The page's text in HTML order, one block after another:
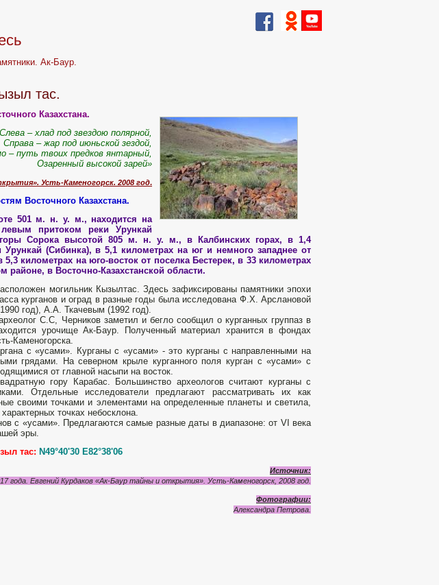
Ак-Баур.
тас.
Казахстана.
– хлад под звездою полярной,
Справа – жар под июньской зездой,
– путь твоих предков янтарный,
Озаренный высокой зарей»
Усть-Каменогорск. 2008 год.
Восточного Казахстана.
501 м. н. у. м., находится на
притоком реки Урункай
Сорока высотой 805 м. н. у. м., в Калбинских горах, в 1,4
Урункай (Сибинка), в 5,1 километрах на юг и немного западнее от
километрах на юго-восток от поселка Бестерек, в 33 километрах
районе, в Восточно-Казахстанской области.
могильник Кызылтас. Здесь зафиксированы памятники эпохи
курганов и оград в разные годы была исследована Ф.Х. Арслановой
год), А.А. Ткачевым (1992 год).
С.С, Черников заметил и бегло сообщил о курганных группаз в
урочище Ак-Баур. Полученный материал хранится в фондах
Каменогорска.
с «усами». Курганы с «усами» - это курганы с направленными на
грядами. На северном крыле курганного поля курган с «усами» с
от главной насыпи на восток.
гору Карабас. Большинство археологов считают курганы с
Отдельные исследователи предлагают рассматривать их как
своими точками и элементами на определенные планеты и светила,
точках небосклона.
с «усами». Предлагаются самые разные даты в диапазоне: от VI века
эры.
тас: N49°40'30 E82°38'06
Источник:
года. Евгений Курдаков «Ак-Баур тайны и открытия». Усть-Каменогорск, 2008 год.
Фотографии:
Александра Петрова.